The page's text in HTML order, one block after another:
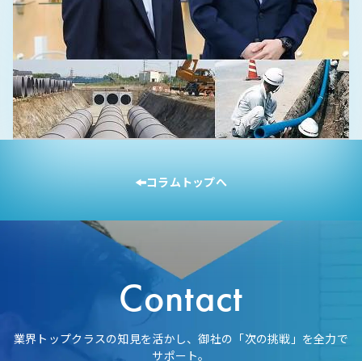
品質保証の視座を育てる 次世代リーダー育成研修の成果
積水化学工業株式会社
人材育成・企業内研修 生産・ものづくり・品質 住宅設備
コラムトップへ
Contact
業界トップクラスの知見を活かし、御社の「次の挑戦」を全力で
サポート。